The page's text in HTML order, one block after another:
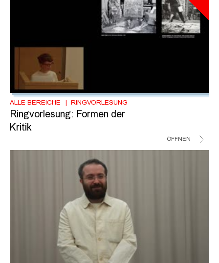
ALLE BEREICHE RINGVORLESUNG
Ringvorlesung: Formen der
Kritik
ÖFFNEN